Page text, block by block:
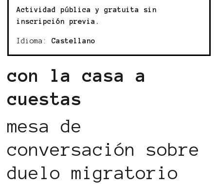
Actividad pública y gratuita sin
inscripción previa.
Idioma: Castellano
con la casa a
cuestas
mesa de
conversación sobre
duelo migratorio